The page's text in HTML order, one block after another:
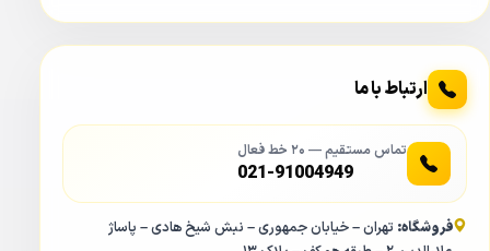
I3
ارتباط با ما
تماس مستقیم — ۲۰ خط فعال
021-91004949
فروشگاه: تهران – خیابان جمهوری – نبش شیخ هادی – پاساژ